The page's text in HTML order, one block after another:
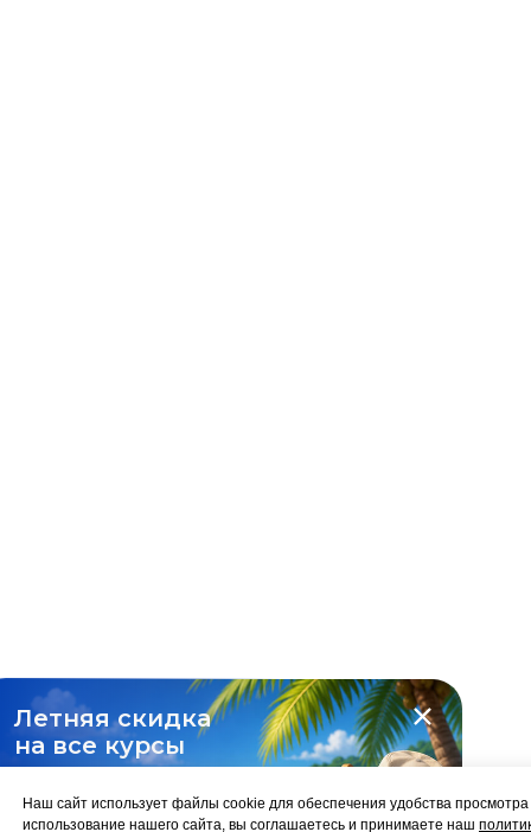
Наш сайт использует файлы cookie для обеспечения удобства
использование нашего сайта, вы соглашаетесь и принимаете наш
Летняя скидка
на все курсы